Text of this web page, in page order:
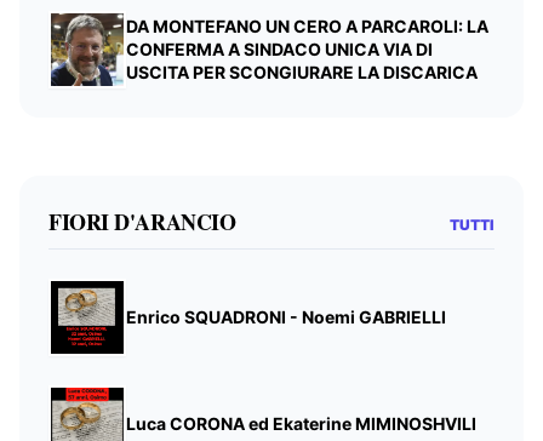
DA MONTEFANO UN CERO A PARCAROLI: LA
CONFERMA A SINDACO UNICA VIA DI
USCITA PER SCONGIURARE LA DISCARICA
FIORI D'ARANCIO TUTTI
Enrico SQUADRONI - Noemi GABRIELLI
Luca CORONA ed Ekaterine MIMINOSHVILI